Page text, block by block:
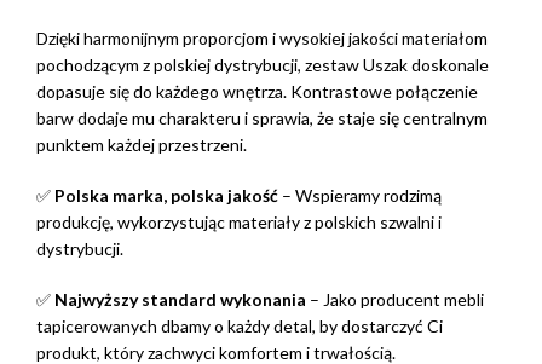
Dzięki harmonijnym proporcjom i wysokiej jakości materiałom
pochodzącym z polskiej dystrybucji, zestaw Uszak doskonale
dopasuje się do każdego wnętrza. Kontrastowe połączenie
barw dodaje mu charakteru i sprawia, że staje się centralnym
punktem każdej przestrzeni.
✅ Polska marka, polska jakość – Wspieramy rodzimą
produkcję, wykorzystując materiały z polskich szwalni i
dystrybucji.
✅ Najwyższy standard wykonania – Jako producent mebli
tapicerowanych dbamy o każdy detal, by dostarczyć Ci
produkt, który zachwyci komfortem i trwałością.